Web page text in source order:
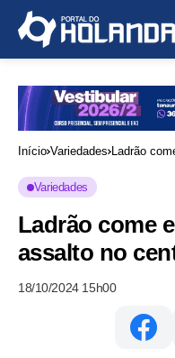
Início Variedades Ladrão
Variedades
Ladrão come
assalto no
18/10/2024 15h00